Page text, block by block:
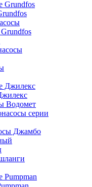
Водомет
серии
Джамбо